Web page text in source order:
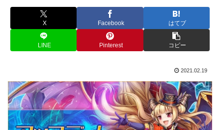
X Facebook はてブ
LINE Pinterest コピー
2021.02.19